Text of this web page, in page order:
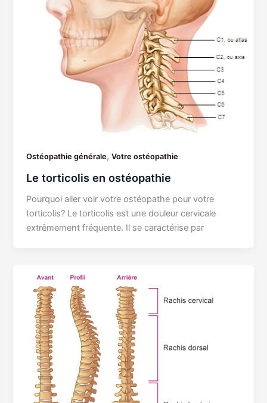
Ostéopathie générale,Votre ostéopathie
Le torticolis en ostéopathie
Pourquoi aller voir votre ostéopathe pour votre
torticolis? Le torticolis est une douleur cervicale
extrêmement fréquente. Il se caractérise par